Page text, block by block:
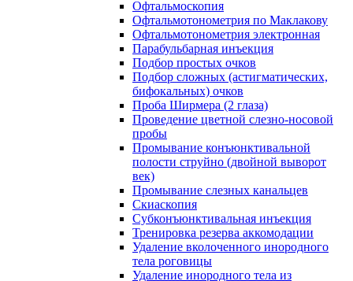
Офтальмоскопия
Офтальмотонометрия по Маклакову
Офтальмотонометрия электронная
Парабульбарная инъекция
Подбор простых очков
Подбор сложных (астигматических,
бифокальных) очков
Проба Ширмера (2 глаза)
Проведение цветной слезно-носовой
пробы
Промывание конъюнктивальной
полости струйно (двойной выворот
век)
Промывание слезных канальцев
Скиаскопия
Субконъюнктивальная инъекция
Тренировка резерва аккомодации
Удаление вколоченного инородного
тела роговицы
Удаление инородного тела из